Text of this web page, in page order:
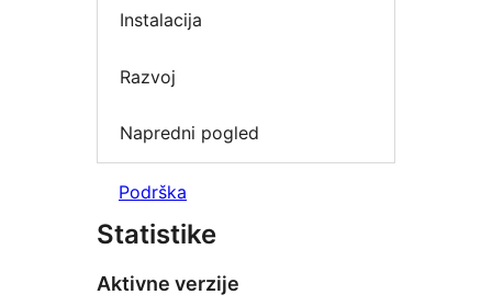
Instalacija
Razvoj
Napredni pogled
Podrška
Statistike
Aktivne verzije